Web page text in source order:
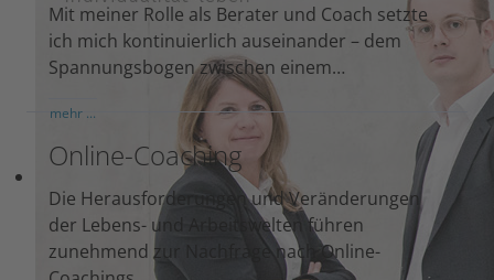
Mit meiner Rolle als Berater und Coach setzte
ich mich kontinuierlich auseinander – dem
Spannungsbogen zwischen einem…
mehr ...
Online-Coaching
Die Herausforderungen und Veränderungen
der Lebens- und Arbeitswelten führen
zunehmend zur Nachfrage nach Online-